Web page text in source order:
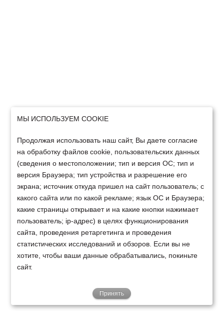
МЫ ИСПОЛЬЗУЕМ COOKIE
Продолжая использовать наш сайт, Вы даете согласие
на обработку файлов cookie, пользовательских данных
(сведения о местоположении; тип и версия ОС; тип и
версия Браузера; тип устройства и разрешение его
экрана; источник откуда пришел на сайт пользователь; с
какого сайта или по какой рекламе; язык ОС и Браузера;
какие страницы открывает и на какие кнопки нажимает
пользователь; ip-адрес) в целях функционирования
сайта, проведения ретаргетинга и проведения
статистических исследований и обзоров. Если вы не
хотите, чтобы ваши данные обрабатывались, покиньте
сайт.
Принять